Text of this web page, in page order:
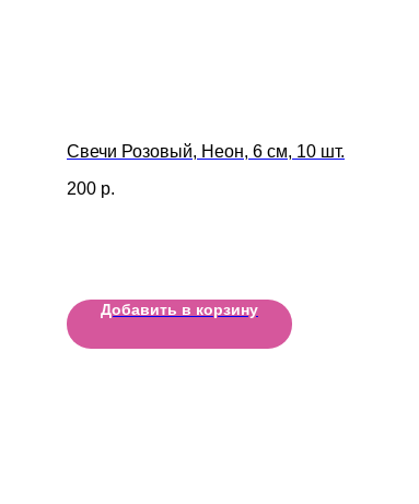
Свечи Розовый, Неон, 6 см, 10 шт.
200 р.
Добавить в корзину